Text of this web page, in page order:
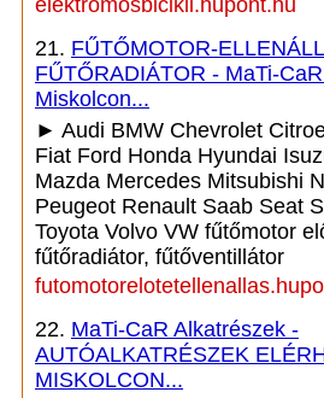
elektromosbicikli.hupont.hu
21. FŰTŐMOTOR-
FŰTŐRADIÁTOR - MaTi-
Miskolcon...
► Audi BMW Chevrolet
Fiat Ford Honda Hyundai
Mazda Mercedes Mitsubishi
Peugeot Renault Saab Seat
Toyota Volvo VW fűtőmotor
fűtőradiátor, fűtőventillátor
22. MaTi-CaR Alkatrészek -
AUTÓALKATRÉSZEK
MISKOLCON...